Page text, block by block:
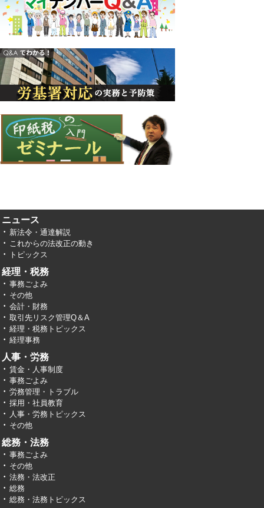
ニュース
新法令・通達解説
これからの法改正の動き
トピックス
経理・税務
事務ごよみ
その他
会計・財務
取引先リスク管理Q＆A
経理・税務トピックス
経理事務
人事・労務
賃金・人事制度
事務ごよみ
労務管理・トラブル
採用・社員教育
人事・労務トピックス
その他
総務・法務
事務ごよみ
その他
法務・法改正
総務
総務・法務トピックス